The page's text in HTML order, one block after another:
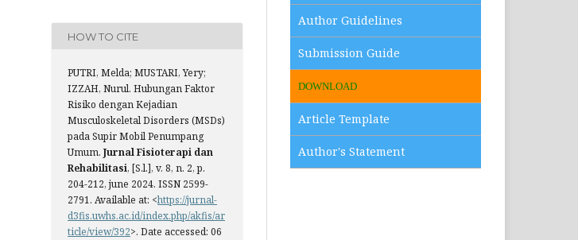
HOW TO CITE
PUTRI, Melda; MUSTARI, Yery;
IZZAH, Nurul. Hubungan Faktor
Risiko dengan Kejadian
Musculoskeletal Disorders (MSDs)
pada Supir Mobil Penumpang
Umum. Jurnal Fisioterapi dan
Rehabilitasi, [S.l.], v. 8, n. 2, p.
204-212, june 2024. ISSN 2599-
2791. Available at: <https://jurnal-
d3fis.uwhs.ac.id/index.php/akfis/ar
ticle/view/392>. Date accessed: 06
Author Guidelines
Submission Guide
DOWNLOAD
Article Template
Author's Statement